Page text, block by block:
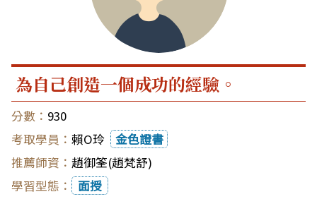
為自己創造一個成功的經驗。
930
賴O玲
金色證書
趙御筌(趙梵舒)
面授